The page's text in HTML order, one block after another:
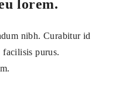
lorem.
nibh. Curabitur id
facilisis purus.